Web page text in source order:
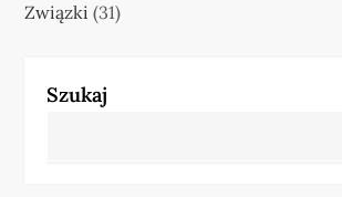
Związki (31)
Szukaj